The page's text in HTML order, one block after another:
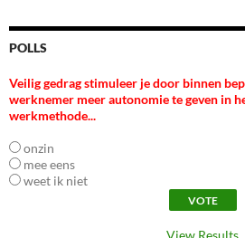
POLLS
Veilig gedrag stimuleer je door binnen
werknemer meer autonomie te geven in
werkmethode...
onzin
mee eens
weet ik niet
View Results